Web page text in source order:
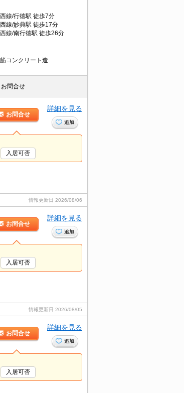
線/行徳駅 徒歩7分
線/妙典駅 徒歩17分
線/南行徳駅 徒歩26分
コンクリート造
お問合せ
お問合せ
詳細を見る
追加
入居可否
情報更新日 2026/08/06
お問合せ
詳細を見る
追加
入居可否
情報更新日 2026/08/05
お問合せ
詳細を見る
追加
入居可否